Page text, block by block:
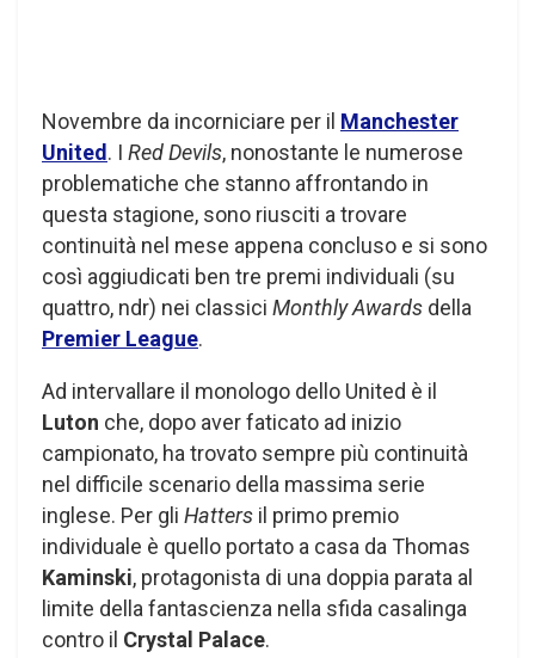
Novembre da incorniciare per il Manchester
United. I Red Devils, nonostante le numerose
problematiche che stanno affrontando in
questa stagione, sono riusciti a trovare
continuità nel mese appena concluso e si sono
così aggiudicati ben tre premi individuali (su
quattro, ndr) nei classici Monthly Awards della
Premier League.
Ad intervallare il monologo dello United è il
Luton che, dopo aver faticato ad inizio
campionato, ha trovato sempre più continuità
nel difficile scenario della massima serie
inglese. Per gli Hatters il primo premio
individuale è quello portato a casa da Thomas
Kaminski, protagonista di una doppia parata al
limite della fantascienza nella sfida casalinga
contro il Crystal Palace.